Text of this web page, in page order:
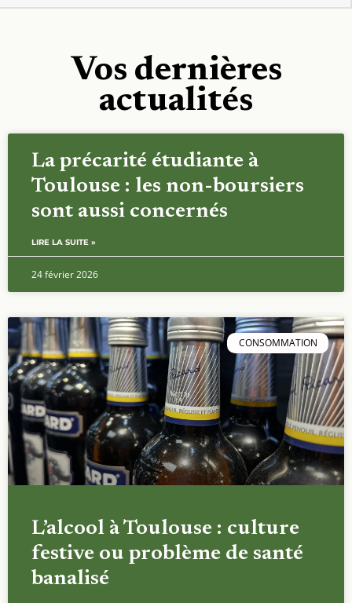
Vos dernières
actualités
La précarité étudiante à
Toulouse : les non-boursiers
sont aussi concernés
LIRE LA SUITE »
24 février 2026
CONSOMMATION
L’alcool à Toulouse : culture
festive ou problème de santé
banalisé